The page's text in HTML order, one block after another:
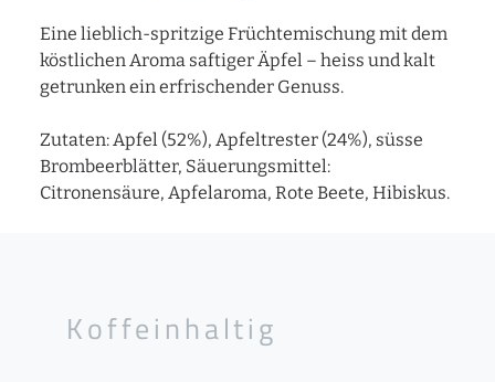
Eine lieblich-spritzige Früchtemischung mit dem
köstlichen Aroma saftiger Äpfel – heiss und kalt
getrunken ein erfrischender Genuss.
Zutaten: Apfel (52%), Apfeltrester (24%), süsse
Brombeerblätter, Säuerungsmittel:
Citronensäure, Apfelaroma, Rote Beete, Hibiskus.
Koffeinhaltig